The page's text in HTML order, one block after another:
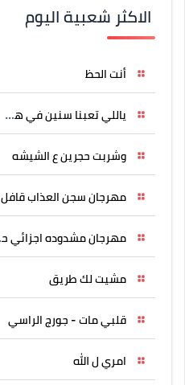
الاكثر شعبية اليوم
أنت الحظ
ياللي تعبنا سنين في هواه
وشربت حجرين ع الشيشه
مهرجان سجن العذاب قافل
مهرجان مشدوده اجزائي حربونى
مشيت لك طريق
قلبي مات - جورج الراسي
امري ل الله